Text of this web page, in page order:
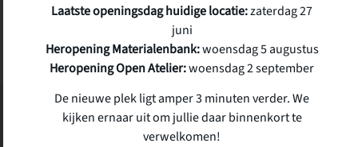
SCHRIJF JE IN
Laatste openingsdag huidige locatie:zaterdag 27
juni
Heropening Materialenbank:woensdag 5 augustus
Heropening Open Atelier:woensdag 2 september
De nieuwe plek ligt amper 3 minuten verder. We
kijken ernaar uit om jullie daar binnenkort te
verwelkomen!